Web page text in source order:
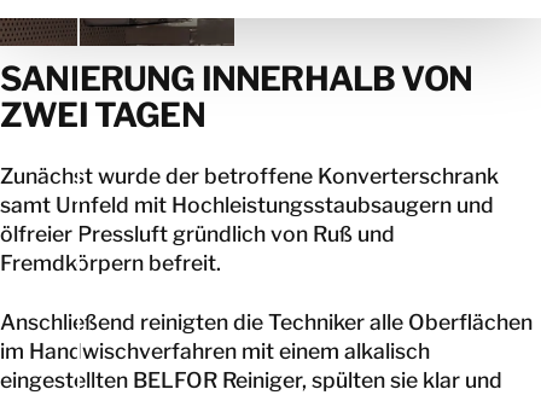
SANIERUNG INNERHALB VON
ZWEI TAGEN
Zunächst wurde der betroffene Konverterschrank
samt Umfeld mit Hochleistungsstaubsaugern und
ölfreier Pressluft gründlich von Ruß und
Fremdkörpern befreit.
Anschließend reinigten die Techniker alle Oberflächen
im Handwischverfahren mit einem alkalisch
eingestellten BELFOR Reiniger, spülten sie klar und